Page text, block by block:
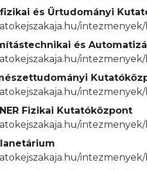
és Űrtudományi
és
Fizikai Kutatóközpont